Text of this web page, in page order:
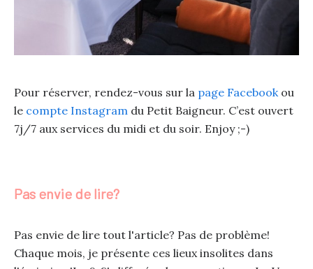
Pour réserver, rendez-vous sur la page Facebookou
le compte Instagramdu Petit Baigneur. C’est ouvert
7j/7 aux services du midi et du soir. Enjoy ;-)
Pas envie de lire?
Pas envie de lire tout l'article? Pas de problème!
Chaque mois, je présente ces lieux insolites dans